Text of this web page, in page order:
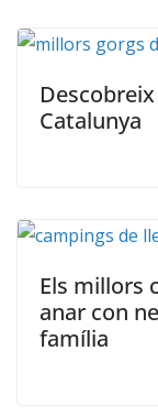
Catalunya
Els millors
anar con
família